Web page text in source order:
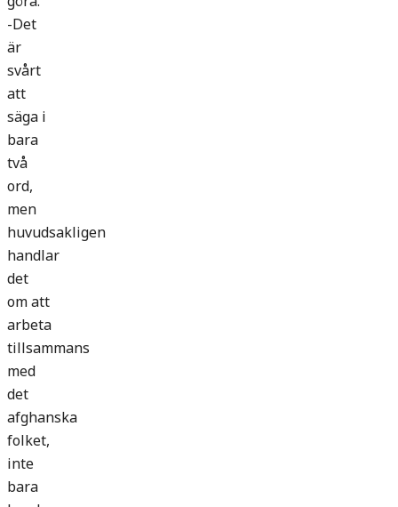
-Det
är
svårt
att
säga i
bara
två
ord,
men
huvudsakligen
handlar
det
om att
arbeta
tillsammans
med
det
afghanska
folket,
inte
bara